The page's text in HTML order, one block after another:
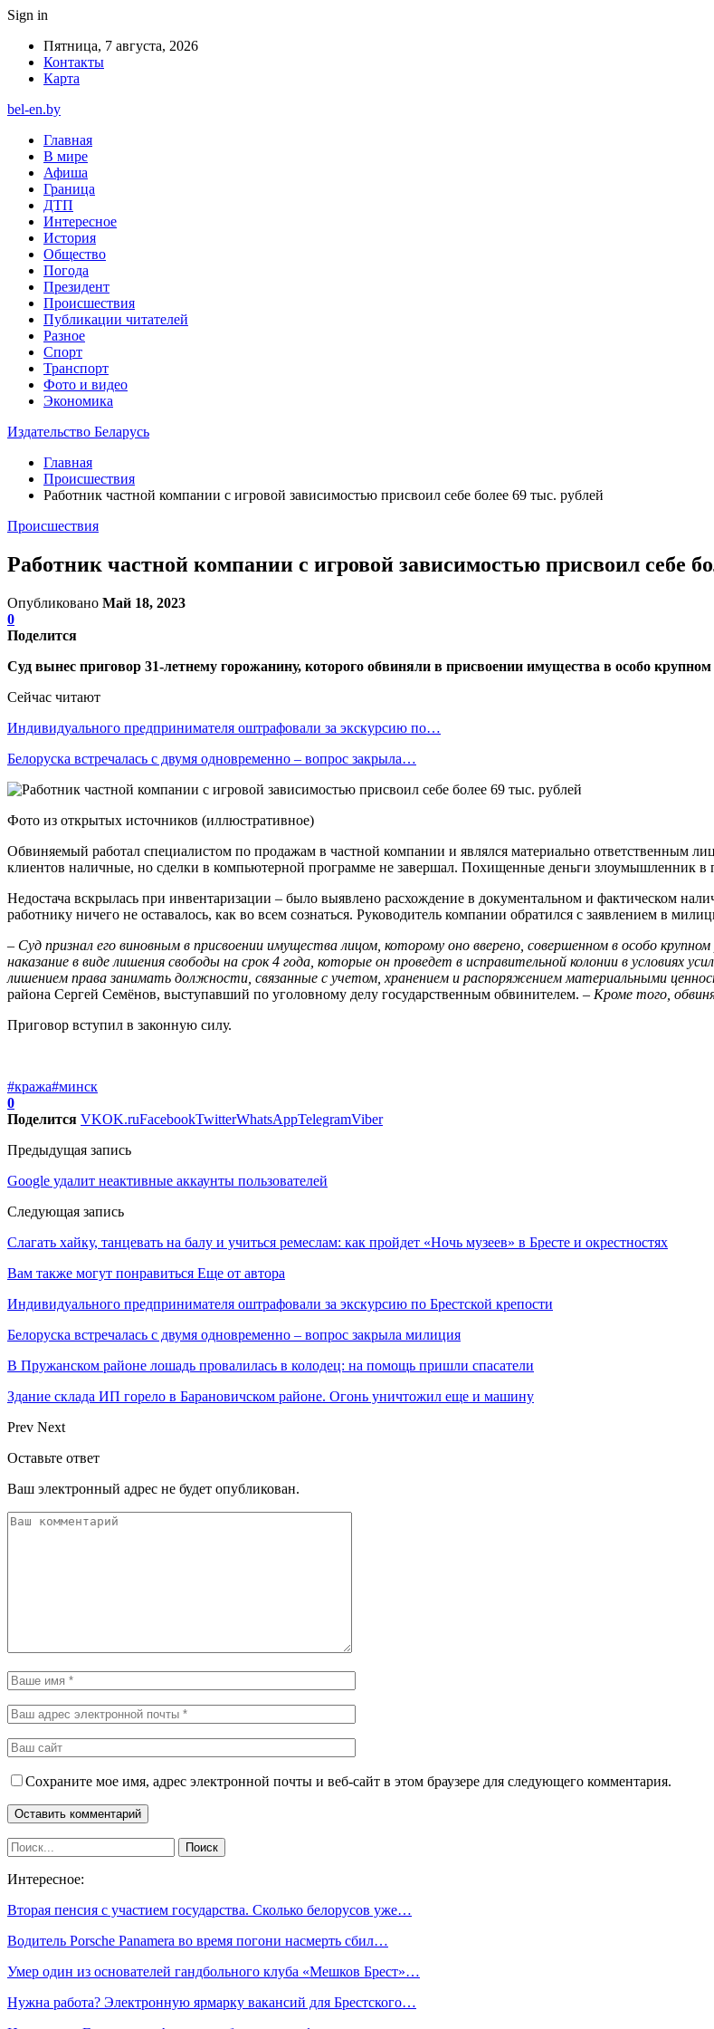
Sign in
Пятница, 7 августа, 2026
Контакты
Карта
bel-en.by
Главная
В мире
Афиша
Граница
ДТП
Интересное
История
Общество
Погода
Президент
Происшествия
Публикации читателей
Разное
Спорт
Транспорт
Фото и видео
Экономика
Издательство Беларусь
Главная
Происшествия
Работник частной компании с игровой зависимостью присвоил себе более 69 тыс. рублей
Происшествия
Работник частной компании с игровой зависимостью присвоил себе
Опубликовано Май 18, 2023
0
Поделится
Суд вынес приговор 31-летнему горожанину, которого обвиняли в присвоении имущества в особо
Сейчас читают
Индивидуального предпринимателя оштрафовали за экскурсию по…
Белоруска встречалась с двумя одновременно – вопрос закрыла…
Фото из открытых источников (иллюстративное)
Обвиняемый работал специалистом по продажам в частной компании и являлся материально ответственным
клиентов наличные, но сделки в компьютерной программе не завершал. Похищенные деньги злоумышленник в
Недостача вскрылась при инвентаризации – было выявлено расхождение в документальном и фактическом
работнику ничего не оставалось, как во всем сознаться. Руководитель компании обратился с заявлением в
– Суд признал его виновным в присвоении имущества лицом, которому оно вверено, совершенном в особо
наказание в виде лишения свободы на срок 4 года, которые он проведет в исправительной колонии в условиях
лишением права занимать должности, связанные с учетом, хранением и распоряжением материальными
района Сергей Семёнов, выступавший по уголовному делу государственным обвинителем. – Кроме того,
Приговор вступил в законную силу.
#кража#минск
0
Поделится VKOK.ruFacebookTwitterWhatsAppTelegramViber
Предыдущая запись
Google удалит неактивные аккаунты пользователей
Следующая запись
Слагать хайку, танцевать на балу и учиться ремеслам: как пройдет «Ночь музеев» в Бресте и окрестностях
Вам также могут понравиться Еще от автора
Индивидуального предпринимателя оштрафовали за экскурсию по Брестской крепости
Белоруска встречалась с двумя одновременно – вопрос закрыла милиция
В Пружанском районе лошадь провалилась в колодец: на помощь пришли спасатели
Здание склада ИП горело в Барановичском районе. Огонь уничтожил еще и машину
Prev Next
Оставьте ответ
Ваш электронный адрес не будет опубликован.
Сохраните мое имя, адрес электронной почты и веб-сайт в этом браузере для следующего комментария.
Интересное:
Вторая пенсия с участием государства. Сколько белорусов уже…
Водитель Porsche Panamera во время погони насмерть сбил…
Умер один из основателей гандбольного клуба «Мешков Брест»…
Нужна работа? Электронную ярмарку вакансий для Брестского…